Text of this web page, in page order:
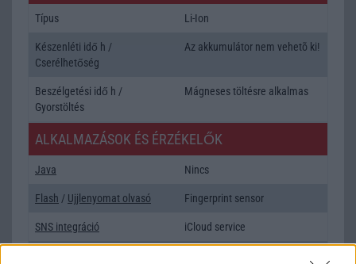
Típus Li-Ion
Készenléti idő h /
Cserélhetőség
Az akkumulátor nem vehetõ ki!
Beszélgetési idő h /
Gyorstöltés
Mágneses töltésre alkalmas
ALKALMAZÁSOK ÉS ÉRZÉKELŐK
Java Nincs
Flash / Ujjlenyomat olvasó Fingerprint sensor
SNS integráció iCloud service